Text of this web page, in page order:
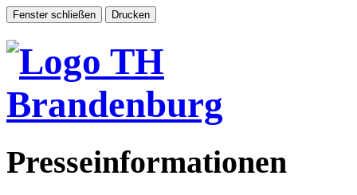
Presseinformationen